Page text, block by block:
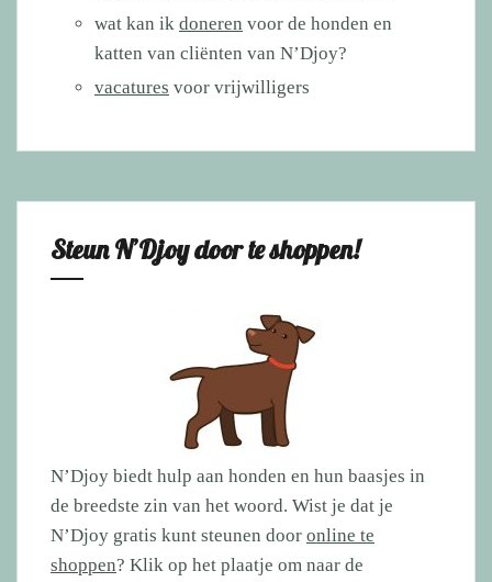
wat kan ik doneren voor de honden en
katten van cliënten van N’Djoy?
vacatures voor vrijwilligers
Steun N’Djoy door te shoppen!
N’Djoy biedt hulp aan honden en hun baasjes in
de breedste zin van het woord. Wist je dat je
N’Djoy gratis kunt steunen door online te
shoppen? Klik op het plaatje om naar de